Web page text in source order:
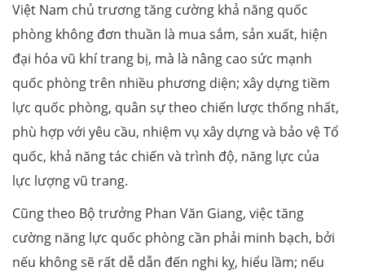
Việt Nam chủ trương tăng cường khả năng quốc
phòng không đơn thuần là mua sắm, sản xuất, hiện
đại hóa vũ khí trang bị, mà là nâng cao sức mạnh
quốc phòng trên nhiều phương diện; xây dựng tiềm
lực quốc phòng, quân sự theo chiến lược thống nhất,
phù hợp với yêu cầu, nhiệm vụ xây dựng và bảo vệ Tổ
quốc, khả năng tác chiến và trình độ, năng lực của
lực lượng vũ trang.
Cũng theo Bộ trưởng Phan Văn Giang, việc tăng
cường năng lực quốc phòng cần phải minh bạch, bởi
nếu không sẽ rất dễ dẫn đến nghi kỵ, hiểu lầm; nếu